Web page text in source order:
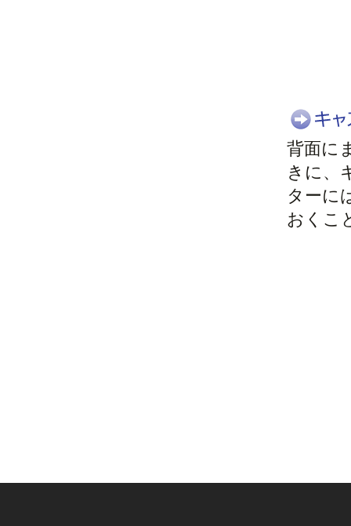
背面に
きに、
ターに
おくこ